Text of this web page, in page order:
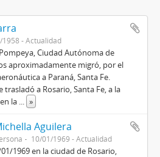
1958 - Actualidad
Ciudad Autónoma de
aproximadamente migró, por el
a Paraná, Santa Fe.
trasladó a Rosario, Santa Fe, a la
la ... »
Aguilera
10/01/1969 - Actualidad
1969 en la ciudad de Rosario,